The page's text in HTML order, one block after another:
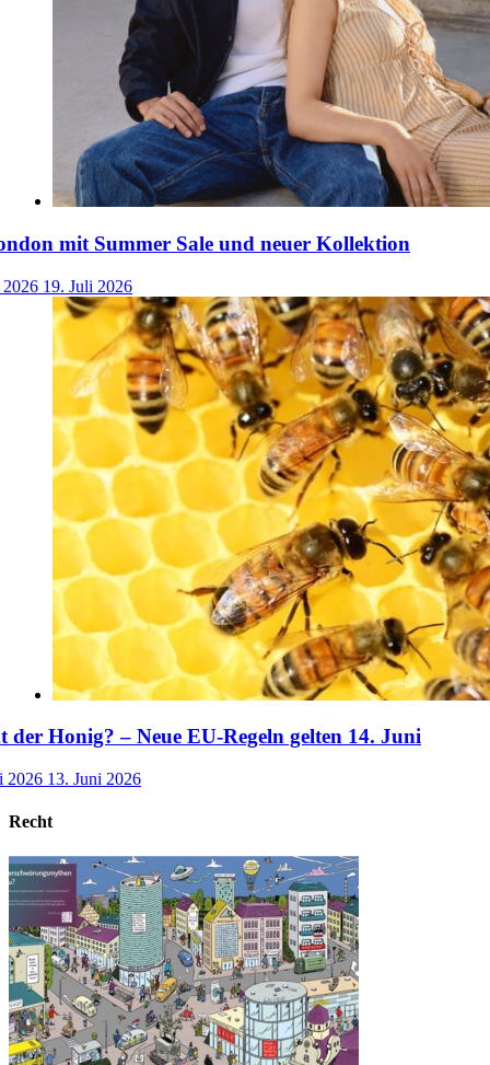
mit Summer Sale und neuer Kollektion
19. Juli 2026
der Honig? – Neue EU-Regeln gelten 14. Juni
2026 13. Juni 2026
Recht